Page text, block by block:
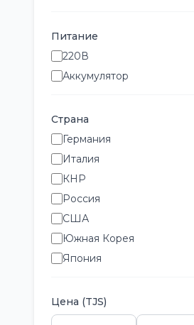
Питание
220В
Аккумулятор
Страна
Германия
Италия
КНР
Россия
США
Южная Корея
Япония
Цена (TJS)